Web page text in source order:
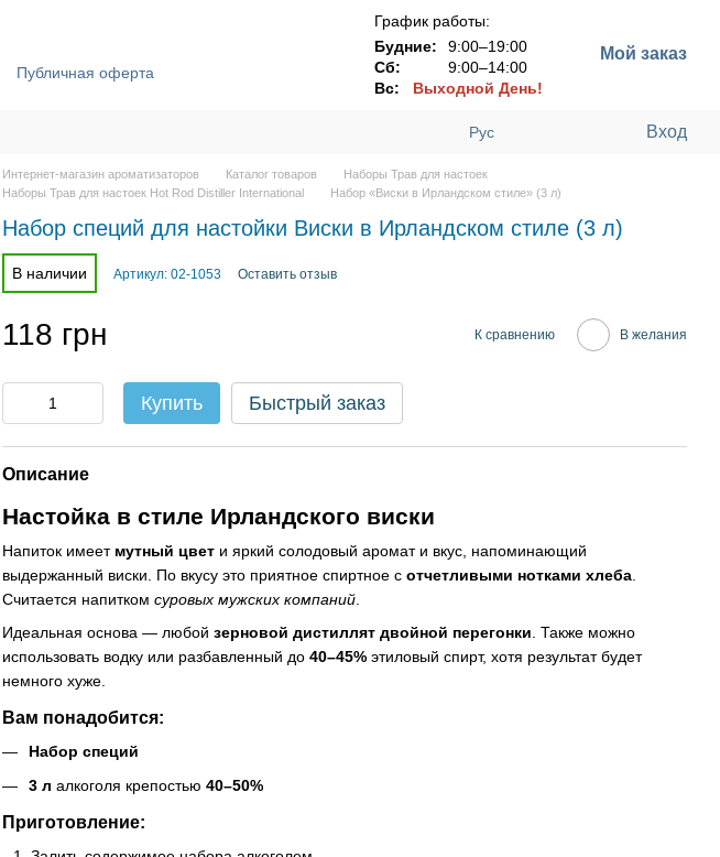
Публичная оферта
График работы:
Будние:
9:00–19:00
Сб:
9:00–14:00
Вс: Выходной День!
Мой заказ
Рус Вход
Интернет-магазин ароматизаторов Каталог товаров
Наборы Трав для настоек
Наборы Трав для настоек Hot Rod Distiller International
Набор «Виски в Ирландском стиле» (3 л)
Набор специй для настойки Виски в Ирландском стиле (3 л)
В наличии Артикул: 02-1053 Оставить отзыв
118 грн К сравнению В желания
Купить Быстрый заказ
Описание
Настойка в стиле Ирландского виски
Напиток имеет мутный цвет и яркий солодовый аромат и вкус, напоминающий
выдержанный виски. По вкусу это приятное спиртное с отчетливыми нотками хлеба
Считается напитком суровых мужских компаний
Идеальная основа — любой зерновой дистиллят двойной перегонки. Также можно
использовать водку или разбавленный до 40–45% этиловый спирт, хотя результат будет
немного хуже.
Вам понадобится:
Набор специй
3 л алкоголя крепостью 40–50%
Приготовление: